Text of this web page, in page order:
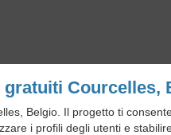
Courcelles,
Belgio. Il progetto ti
i profili degli utenti e